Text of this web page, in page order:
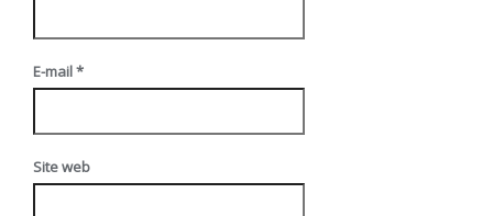
E-mail*
Site web